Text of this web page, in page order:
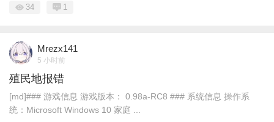
34 1
Mrezx141
5 小时前
殖民地报错
[md]### 游戏信息 游戏版本： 0.98a-RC8 ### 系统信息 操作系
统：Microsoft Windows 10 家庭 ...